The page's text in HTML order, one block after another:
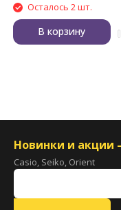
Осталось 2 шт.
В корзину
Новинки и
Casio, Seiko, Orient